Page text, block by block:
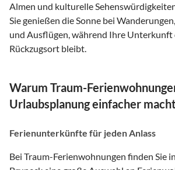
Almen und kulturelle
Sie genießen die Sonne bei
und Ausflügen, während Ihre
Rückzugsort bleibt.
Warum Traum-
Urlaubsplanung einfacher macht
Ferienunterkünfte für jeden Anlass
Bei Traum-Ferienwohnungen finden Sie